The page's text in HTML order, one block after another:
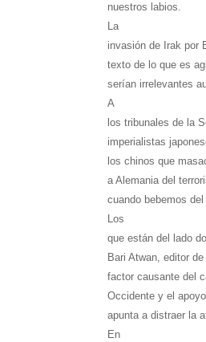
nuestros labios.
La
invasión de Irak por
texto de lo que es
serían irrelevantes
A
los tribunales de la
imperialistas
los chinos que
a Alemania del
cuando bebemos
Los
que están del lado
Bari Atwan, editor
factor causante del
Occidente y el
apunta a distraer la
En